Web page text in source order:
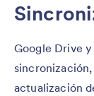
Google Drive
actualización